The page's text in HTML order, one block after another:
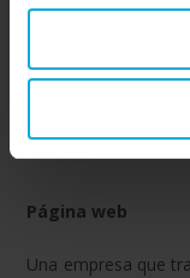
necesidad de
diferentes países.
solución fiable, por
cuándo contratar
Página web
Una empresa que